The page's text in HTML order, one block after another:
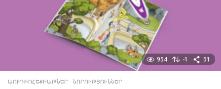
954 -1 51
ԱՈՒԴԻՈՀԵՔԻԱԹՆԵՐ ,ՆՈՐՈՒԹՅՈՒՆՆԵՐ